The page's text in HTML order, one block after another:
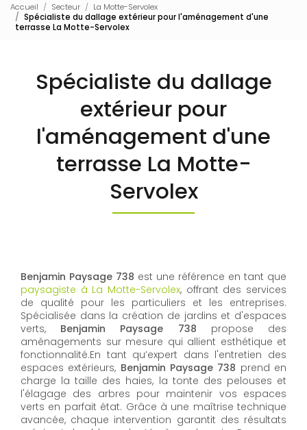
Accueil Secteur
La Motte-Servolex
Spécialiste du dallage extérieur pour l'aménagement d'une
terrasse La Motte-Servolex
Spécialiste du dallage
extérieur pour
l'aménagement d'une
terrasse La Motte-
Servolex
Benjamin Paysage 738 est une référence en tant que
paysagiste à La Motte-Servolex, offrant des services
de qualité pour les particuliers et les entreprises.
Spécialisée dans la création de jardins et d'espaces
verts, Benjamin Paysage 738 propose des
aménagements sur mesure qui allient esthétique et
fonctionnalité.En tant qu’expert dans l'entretien des
espaces extérieurs, Benjamin Paysage 738 prend en
charge la taille des haies, la tonte des pelouses et
l'élagage des arbres pour maintenir vos espaces
verts en parfait état. Grâce à une maîtrise technique
avancée, chaque intervention garantit des résultats